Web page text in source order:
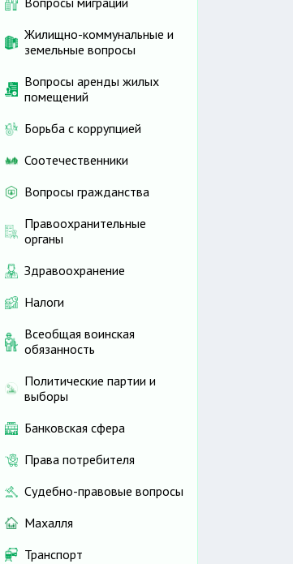
Жилищно-коммунальные и
земельные вопросы
Вопросы аренды жилых
помещений
Борьба с коррупцией
Соотечественники
Вопросы гражданства
Правоохранительные
органы
Здравоохранение
Налоги
Всеобщая воинская
обязанность
Политические партии и
выборы
Банковская сфера
Права потребителя
Судебно-правовые вопросы
Махалля
Транспорт